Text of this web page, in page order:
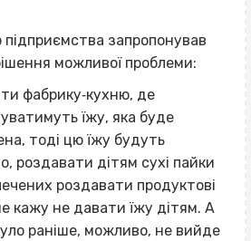
запропонував
можливої проблеми:
фабрику‐кухню, де
їжу, яка буде
тоді цю їжу будуть
роздавати дітям сухі пайки
роздавати продуктові
кажу не давати їжу дітям. А
раніше, можливо, не вийде